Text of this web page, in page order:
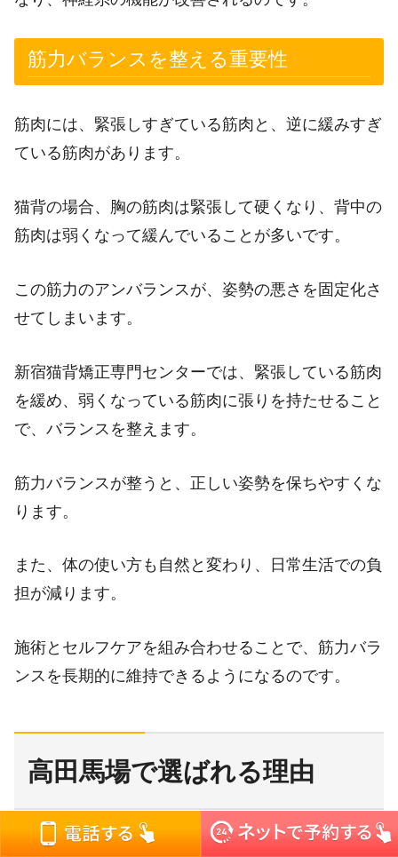
筋力バランスを整える重要性
筋肉には、緊張しすぎている筋肉と、逆に緩みすぎ
ている筋肉があります。
猫背の場合、胸の筋肉は緊張して硬くなり、背中の
筋肉は弱くなって緩んでいることが多いです。
この筋力のアンバランスが、姿勢の悪さを固定化さ
せてしまいます。
新宿猫背矯正専門センターでは、緊張している筋肉
を緩め、弱くなっている筋肉に張りを持たせること
で、バランスを整えます。
筋力バランスが整うと、正しい姿勢を保ちやすくな
ります。
また、体の使い方も自然と変わり、日常生活での負
担が減ります。
施術とセルフケアを組み合わせることで、筋力バラ
ンスを長期的に維持できるようになるのです。
高田馬場で選ばれる理由